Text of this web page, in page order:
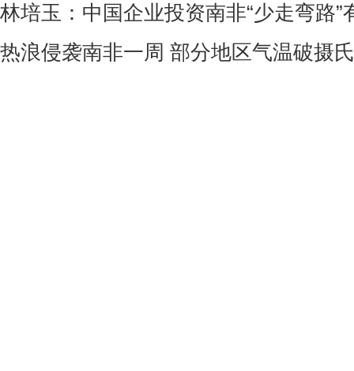
林培玉：中国企业投资南非“少走弯路”
热浪侵袭南非一周 部分地区气温破摄